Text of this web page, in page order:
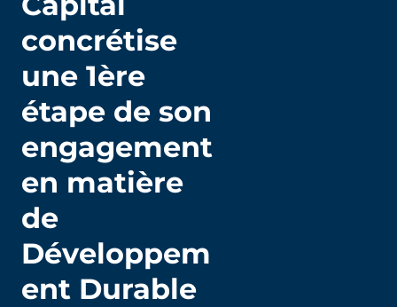
concrétise
une 1ère
étape de son
engagement
en matière
de
Développem
ent Durable